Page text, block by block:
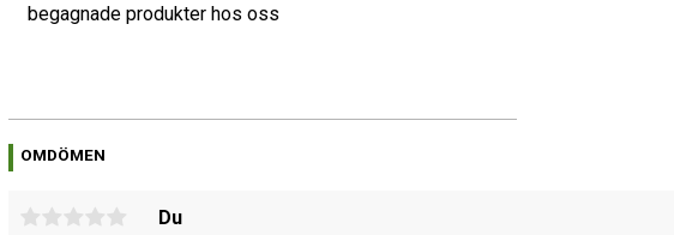
begagnade produkter hos oss
OMDÖMEN
Du